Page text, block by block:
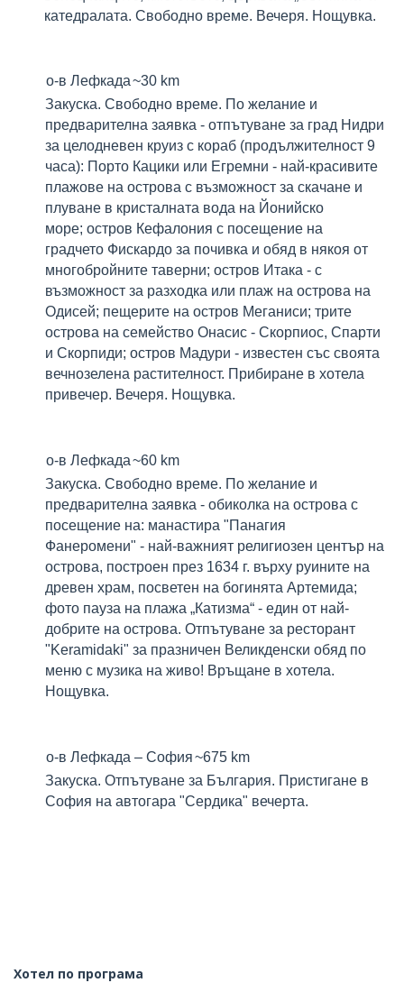
катедралата. Свободно време. Вечеря. Нощувка.
о-в Лефкада~30 km
Закуска. Свободно време. По желание и
предварителна заявка - отпътуване за град Нидри
за целодневен круиз с кораб (продължителност 9
часа): Порто Кацики или Егремни - най-красивите
плажове на острова с възможност за скачане и
плуване в кристалната вода на Йонийско
море; остров Кефалония с посещение на
градчето Фискардо за почивка и обяд в някоя от
многобройните таверни; остров Итака - с
възможност за разходка или плаж на острова на
Одисей; пещерите на остров Меганиси; трите
острова на семейство Онасис - Скорпиос, Спарти
и Скорпиди; остров Мадури - известен със своята
вечнозелена растителност. Прибиране в хотела
привечер. Вечеря. Нощувка.
о-в Лефкада~60 km
Закуска. Свободно време. По желание и
предварителна заявка - обиколка на острова с
посещение на: манастира "Панагия
Фанеромени" - най-важният религиозен център на
острова, построен през 1634 г. върху руините на
древен храм, посветен на богинята Артемида;
фото пауза на плажа „Катизма“ - един от най-
добрите на острова. Отпътуване за ресторант
"Keramidaki" за празничен Великденски обяд по
меню с музика на живо! Връщане в хотела.
Нощувка.
о-в Лефкада – София~675 km
Закуска. Отпътуване за България. Пристигане в
София на автогара "Сердика" вечерта.
Хотел по програма